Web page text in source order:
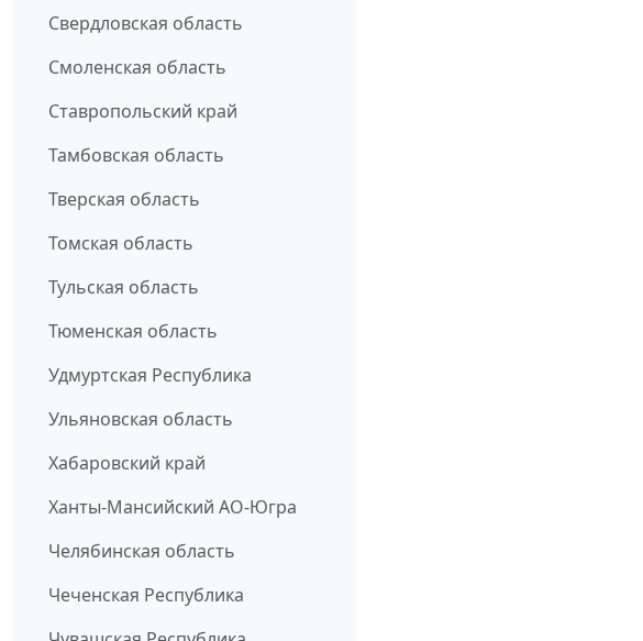
Свердловская область
Смоленская область
Ставропольский край
Тамбовская область
Тверская область
Томская область
Тульская область
Тюменская область
Удмуртская Республика
Ульяновская область
Хабаровский край
Ханты-Мансийский АО-Югра
Челябинская область
Чеченская Республика